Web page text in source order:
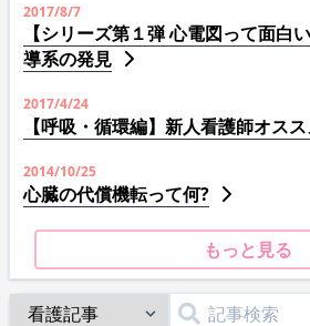
2017/8/7
【シリーズ第１弾 心電図って面白
導系の発見
2017/4/24
【呼吸・循環編】新人看護師オス
2014/10/25
心臓の代償機転って何?
もっと見る